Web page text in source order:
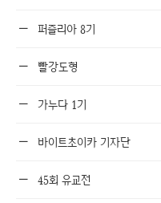
퍼즐리아 8기
빨강도형
가누다 1기
바이트초이카 기자단
45회 유교전